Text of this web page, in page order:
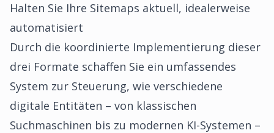
Halten Sie Ihre Sitemaps aktuell, idealerweise
automatisiert
Durch die koordinierte Implementierung dieser
drei Formate schaffen Sie ein umfassendes
System zur Steuerung, wie verschiedene
digitale Entitäten – von klassischen
Suchmaschinen bis zu modernen KI-Systemen –